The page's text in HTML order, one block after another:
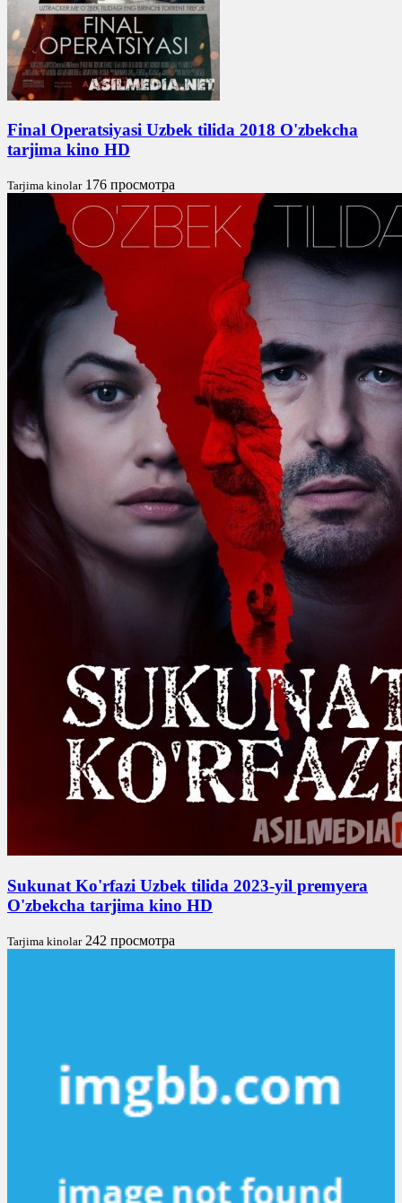
Final Operatsiyasi Uzbek tilida 2018 O'zbekcha
tarjima kino HD
Tarjima kinolar 176 просмотра
Sukunat Ko'rfazi Uzbek tilida 2023-yil premyera
O'zbekcha tarjima kino HD
Tarjima kinolar 242 просмотра